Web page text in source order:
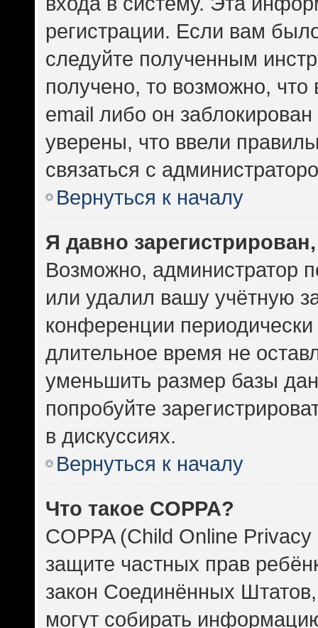
регистрации. Если вам
следуйте полученным
получено, то возможно,
email либо он
уверены, что ввели
связаться с
Вернуться к началу
Я давно
Возможно, администратор
или удалил вашу учётную
конференции
длительное время не
уменьшить размер базы
попробуйте
в дискуссиях.
Вернуться к началу
Что такое COPPA?
COPPA (Child Online
защите частных прав
закон Соединённых
могут собирать